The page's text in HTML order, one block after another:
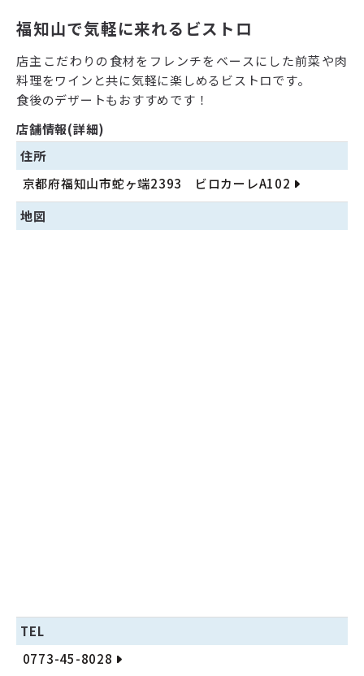
福知山で気軽に来れるビストロ
店主こだわりの食材をフレンチをベースにした前菜や肉
料理をワインと共に気軽に楽しめるビストロです。
食後のデザートもおすすめです！
店舗情報(詳細)
住所
京都府福知山市蛇ヶ端2393 ビロカーレA102
地図
TEL
0773-45-8028